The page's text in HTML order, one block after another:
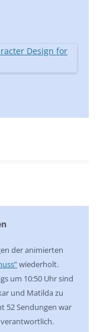
der animierten
wiederholt.
um 10:50 Uhr sind
und Matilda zu
52 Sendungen war
verantwortlich.